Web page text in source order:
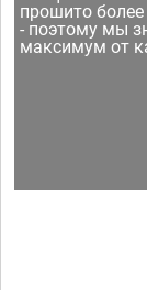
прошито
- поэтому мы
максимум от